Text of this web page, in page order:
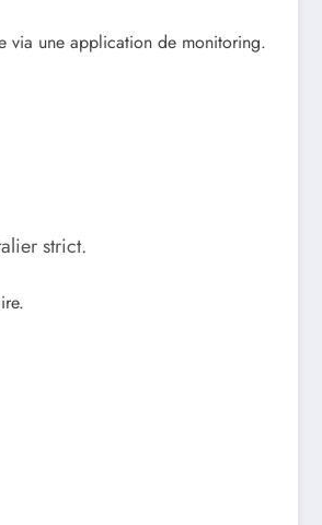
via une application de monitoring.
strict.